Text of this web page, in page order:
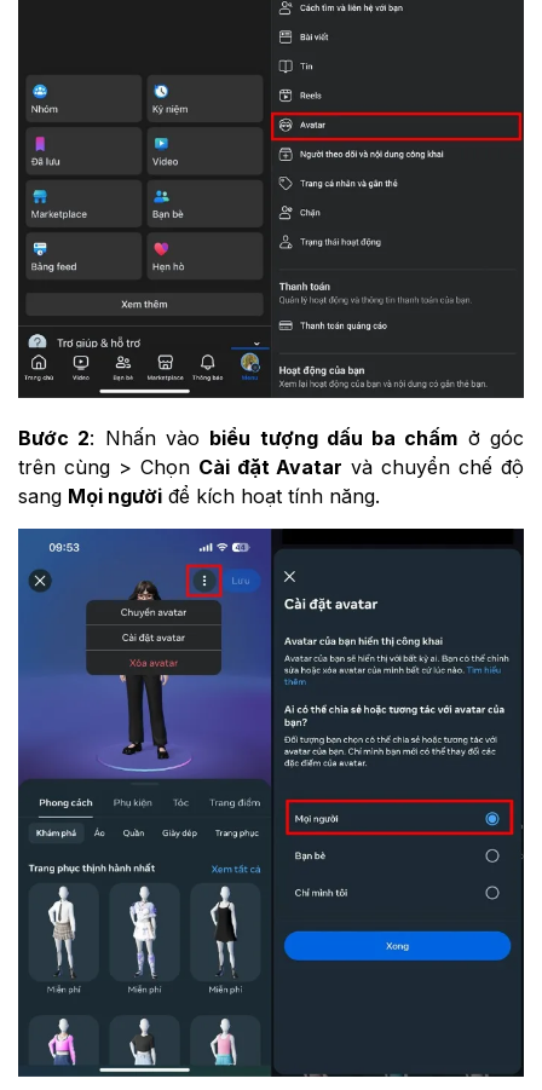
Bước 2: Nhấn vào biểu tượng dấu ba chấm ở góc
trên cùng > Chọn Cài đặt Avatar và chuyển chế độ
sang Mọi người để kích hoạt tính năng.